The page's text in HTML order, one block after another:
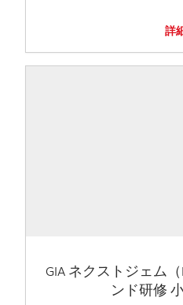
詳
GIA ネクストジェム
ンド研修